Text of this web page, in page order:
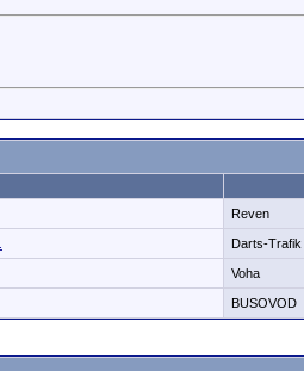
Reven
Darts-Trafik
Voha
BUSOVOD